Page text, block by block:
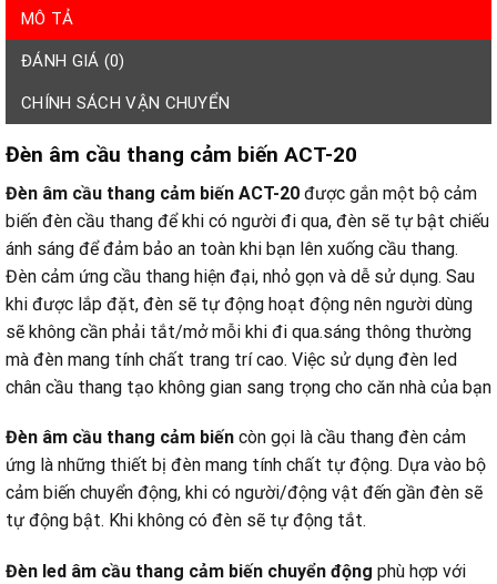
MÔ TẢ
ĐÁNH GIÁ (0)
CHÍNH SÁCH VẬN CHUYỂN
Đèn âm cầu thang cảm biến ACT-20
Đèn âm cầu thang cảm biến ACT-20 được gắn một bộ cảm
biến đèn cầu thang để khi có người đi qua, đèn sẽ tự bật chiếu
ánh sáng để đảm bảo an toàn khi bạn lên xuống cầu thang.
Đèn cảm ứng cầu thang hiện đại, nhỏ gọn và dễ sử dụng. Sau
khi được lắp đặt, đèn sẽ tự động hoạt động nên người dùng
sẽ không cần phải tắt/mở mỗi khi đi qua.sáng thông thường
mà đèn mang tính chất trang trí cao. Việc sử dụng đèn led
chân cầu thang tạo không gian sang trọng cho căn nhà của bạn
Đèn âm cầu thang cảm biến còn gọi là cầu thang đèn cảm
ứng là những thiết bị đèn mang tính chất tự động. Dựa vào bộ
cảm biến chuyển động, khi có người/động vật đến gần đèn sẽ
tự động bật. Khi không có đèn sẽ tự động tắt.
Đèn led âm cầu thang cảm biến chuyển động phù hợp với